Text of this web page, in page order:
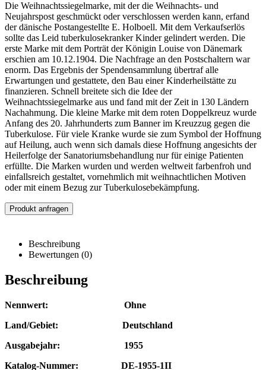
Die Weihnachtssiegelmarke, mit der die Weihnachts- und
Neujahrspost geschmückt oder verschlossen werden kann, erfand
der dänische Postangestellte E. Holboell. Mit dem Verkaufserlös
sollte das Leid tuberkulosekranker Kinder gelindert werden. Die
erste Marke mit dem Porträt der Königin Louise von Dänemark
erschien am 10.12.1904. Die Nachfrage an den Postschaltern war
enorm. Das Ergebnis der Spendensammlung übertraf alle
Erwartungen und gestattete, den Bau einer Kinderheilstätte zu
finanzieren. Schnell breitete sich die Idee der
Weihnachtssiegelmarke aus und fand mit der Zeit in 130 Ländern
Nachahmung. Die kleine Marke mit dem roten Doppelkreuz wurde
Anfang des 20. Jahrhunderts zum Banner im Kreuzzug gegen die
Tuberkulose. Für viele Kranke wurde sie zum Symbol der Hoffnung
auf Heilung, auch wenn sich damals diese Hoffnung angesichts der
Heilerfolge der Sanatoriumsbehandlung nur für einige Patienten
erfüllte. Die Marken wurden und werden weltweit farbenfroh und
einfallsreich gestaltet, vornehmlich mit weihnachtlichen Motiven
oder mit einem Bezug zur Tuberkulosebekämpfung.
Produkt anfragen
Beschreibung
Bewertungen (0)
Beschreibung
Nennwert: Ohne
Land/Gebiet: Deutschland
Ausgabejahr: 1955
Katalog-Nummer: DE-1955-1II